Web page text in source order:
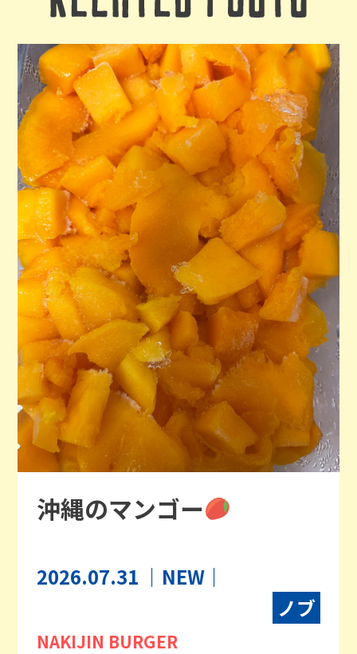
沖縄のマンゴー
2026.07.31 ｜NEW｜
ノブ
NAKIJIN BURGER